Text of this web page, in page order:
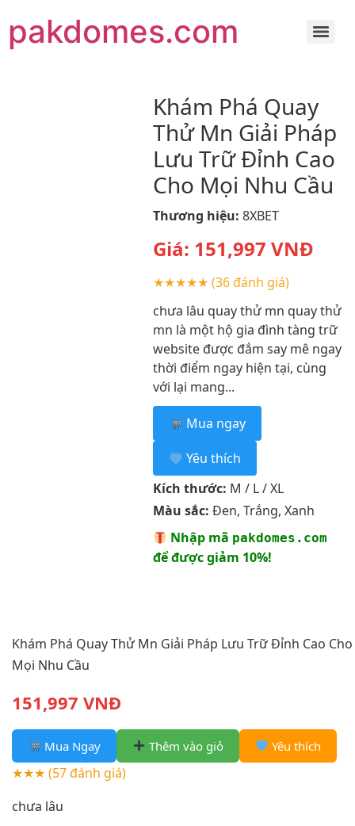
pakdomes.com
Khám Phá Quay
Thử Mn Giải Pháp
Lưu Trữ Đỉnh Cao
Cho Mọi Nhu Cầu
Thương hiệu: 8XBET
Giá: 151,997 VNĐ
★★★★★ (36 đánh giá)
chưa lâu quay thử mn quay thử
mn là một hộ gia đình tàng trữ
website được đắm say mê ngay
thời điểm ngay hiện tại, cùng
với lại mang...
Mua ngay
Yêu thích
Kích thước: M / L / XL
Màu sắc: Đen, Trắng, Xanh
Nhập mã pakdomes.com
để được giảm 10%!
Khám Phá Quay Thử Mn Giải Pháp Lưu Trữ Đỉnh Cao Cho
Mọi Nhu Cầu
151,997 VNĐ
Mua Ngay Thêm vào giỏ Yêu thích
★★★ (57 đánh giá)
chưa lâu